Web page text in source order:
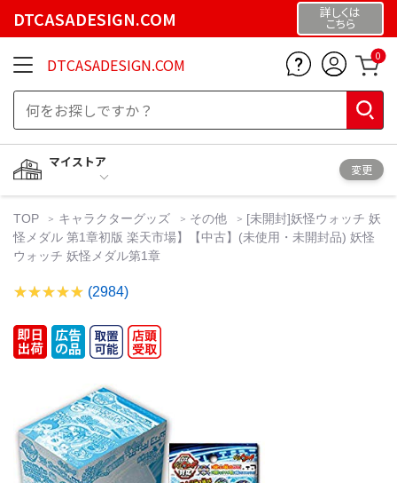
DTCASADESIGN.COM 詳しくは
こちら
DTCASADESIGN.COM 0
マイストア
変更
TOP キャラクターグッズ その他
[未開封]妖怪ウォッチ 妖
怪メダル 第1章初版 楽天市場】【中古】(未使用・未開封品) 妖怪
ウォッチ 妖怪メダル第1章
(2984)